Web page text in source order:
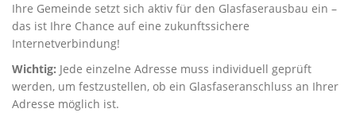
Ihre Gemeinde setzt sich aktiv für den Glasfaserausbau ein –
das ist Ihre Chance auf eine zukunftssichere
Internetverbindung!
Wichtig: Jede einzelne Adresse muss individuell geprüft
werden, um festzustellen, ob ein Glasfaseranschluss an Ihrer
Adresse möglich ist.